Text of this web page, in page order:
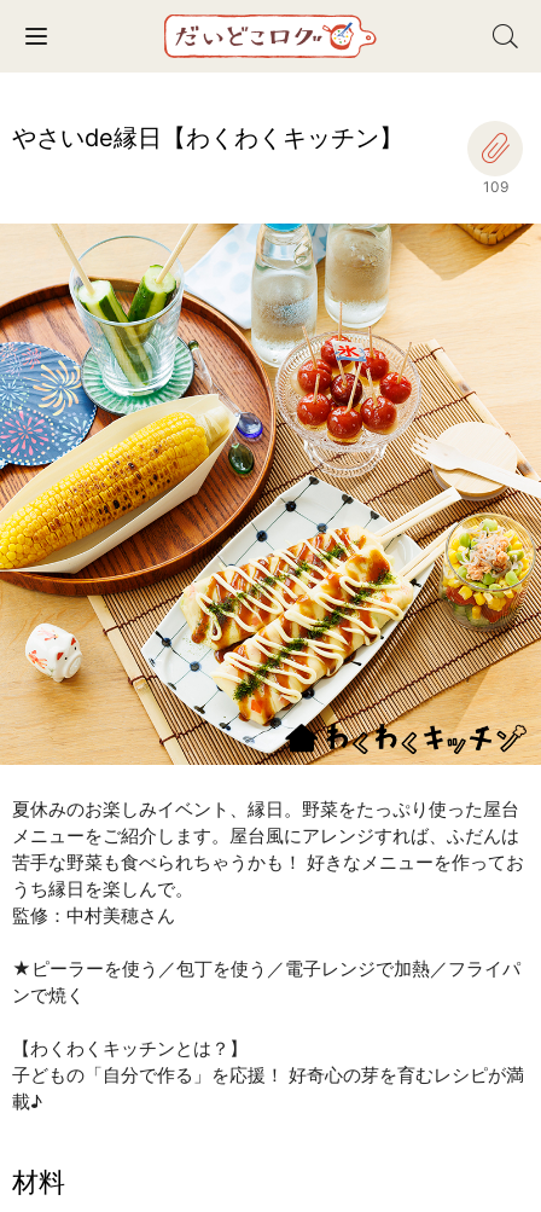
Toggle navigation
やさいde縁日【わくわくキッチン】
109
夏休みのお楽しみイベント、縁日。野菜をたっぷり使った屋台
メニューをご紹介します。屋台風にアレンジすれば、ふだんは
苦手な野菜も食べられちゃうかも！ 好きなメニューを作ってお
うち縁日を楽しんで。
監修：中村美穂さん
★ピーラーを使う／包丁を使う／電子レンジで加熱／フライパ
ンで焼く
【わくわくキッチンとは？】
子どもの「自分で作る」を応援！ 好奇心の芽を育むレシピが満
載♪
材料